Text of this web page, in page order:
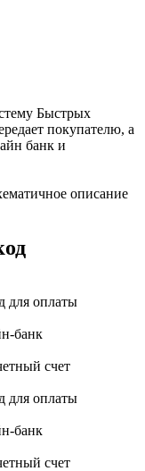
Быстрых
покупателю, а
банк и
описание
для оплаты
банк
счет
для оплаты
банк
счет